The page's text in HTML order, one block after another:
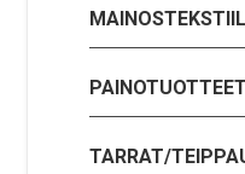
TARRAT/